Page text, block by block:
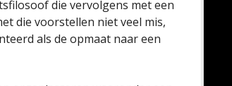
die vervolgens met een
die voorstellen niet veel mis,
als de opmaat naar een